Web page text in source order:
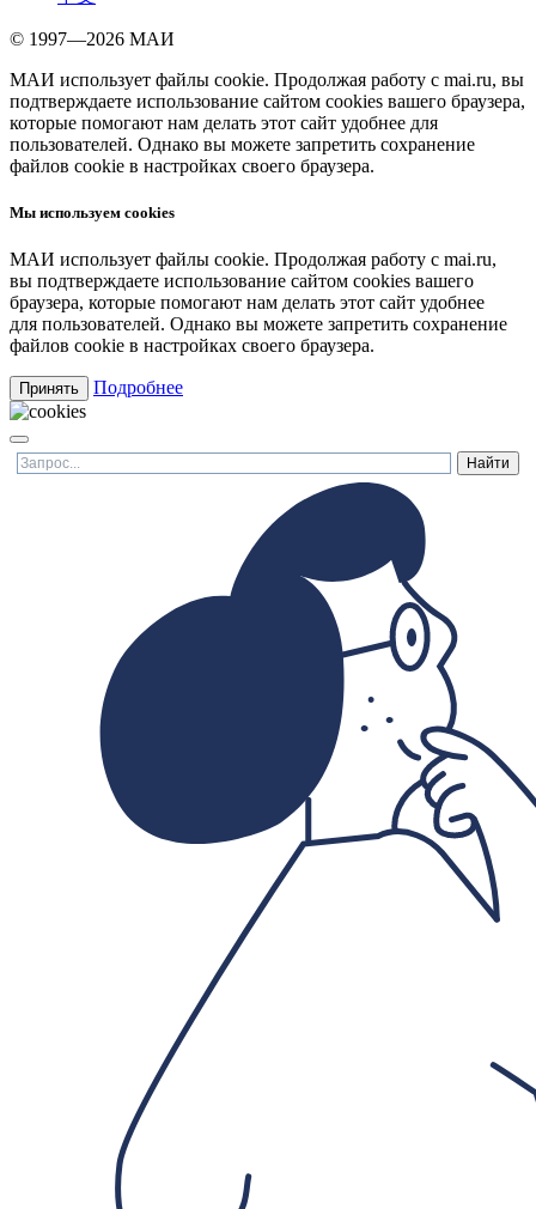
© 1997—2026 МАИ
МАИ использует файлы cookie. Продолжая работу с mai.ru, вы
подтверждаете использование сайтом cookies вашего браузера,
которые помогают нам делать этот сайт удобнее для
пользователей. Однако вы можете запретить сохранение
файлов cookie в настройках своего браузера.
Мы используем cookies
МАИ использует файлы cookie. Продолжая работу с mai.ru,
вы подтверждаете использование сайтом cookies вашего
браузера, которые помогают нам делать этот сайт удобнее
для пользователей. Однако вы можете запретить сохранение
файлов cookie в настройках своего браузера.
Принять Подробнее